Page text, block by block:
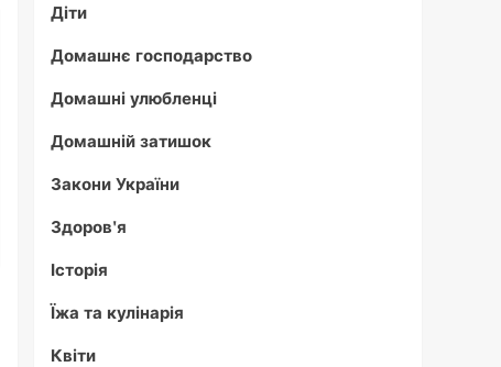
Діти
Домашнє господарство
Домашні улюбленці
Домашній затишок
Закони України
Здоров'я
Історія
Їжа та кулінарія
Квіти